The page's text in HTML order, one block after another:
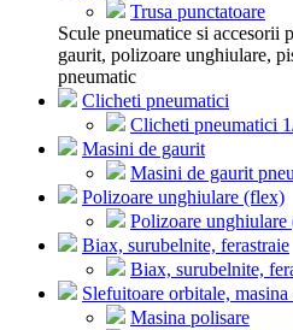
Trusa punctatoare
Scule pneumatice si accesorii
gaurit, polizoare unghiulare,
pneumatic
Clicheti pneumatici
Clicheti pneumatici
Masini de gaurit
Masini de gaurit
Polizoare unghiulare (flex)
Polizoare
Biax, surubelnite, ferastraie
Biax, surubelnite,
Slefuitoare orbitale,
Masina polisare